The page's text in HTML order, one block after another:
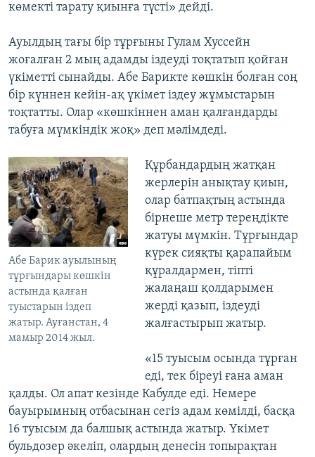
көмекті тарату қиынға түсті» дейді.
Ауылдың тағы бір тұрғыны Гулам Хуссейн
жоғалған 2 мың адамды іздеуді тоқтатып қойған
үкіметті сынайды. Абе Барикте көшкін болған соң
бір күннен кейін-ақ үкімет іздеу жұмыстарын
тоқтатты. Олар «көшкіннен аман қалғандарды
табуға мүмкіндік жоқ» деп мәлімдеді.
Абе Барик ауылының
тұрғындары көшкін
астында қалған
туыстарын іздеп
жатыр. Ауғанстан, 4
мамыр 2014 жыл.
Құрбандардың жатқан
жерлерін анықтау қиын,
олар батпақтың астында
бірнеше метр тереңдікте
жатуы мүмкін. Тұрғындар
күрек сияқты қарапайым
құралдармен, тіпті
жалаңаш қолдарымен
жерді қазып, іздеуді
жалғастырып жатыр.
«15 туысым осында тұрған
еді, тек біреуі ғана аман
қалды. Ол апат кезінде Кабулде еді. Немере
бауырымның отбасынан сегіз адам көмілді, басқа
16 туысым да балшық астында жатыр. Үкімет
бульдозер әкеліп, олардың денесін топырақтан